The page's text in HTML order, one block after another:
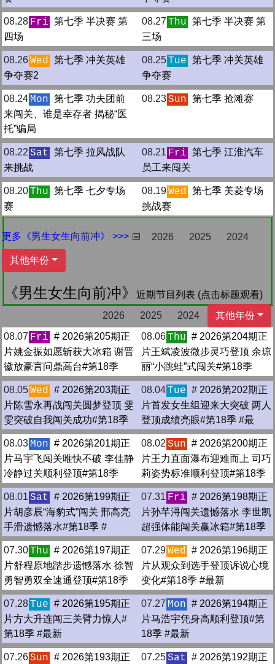
08.28 Fri 第七季 半决赛 第
四场
08.27 Thu 第七季 半决赛 第
三场
08.26Wed 第七季 冲关英雄
争夺赛2
08.25Tue 第七季 冲关英雄
争夺赛
08.24 Mon 第七季 功夫团前
来闯关、谁是幸存者 揭秘“医
托”骗局
08.23Sun 第七季 抢滩赛
08.22 Sat
第七季 拉风战队
来挑战
08.21 Fri 第七季 江淮汽车
员工来闯关
08.20Thu 第七季 七夕专场
赛
08.19Wed 第七季 美菱专场
挑战赛
更多《男生女生向前冲》 >>> 📅 2026 2025 2024
其他年份
《男生女生向前冲》
近期节目列表 (点击标题观看)
2026
2025 2024
其他年份
08.07 Fri # 2026第205期正
片姚金振如愿斩获大冰箱 谢晋
徽放豪言问鼎高台#第18季
08.06Thu # 2026第204期正
片王斌凌波微步灵巧登顶 余琼
丽“小跳蛙”式闯关#第18季
08.05Wed # 2026第203期正
片陈雪永再战闯关圆梦登顶 雯
雯突破自我闯关成功#第18季
08.04Tue # 2026第202期正
片首发女生组迎来大突破 两人
登顶成绩亮眼#第18季 #最
08.03 Mon # 2026第201期正
片马宇飞闯关唯快不破 李佳静
冷静过关顺利登顶#第18季
08.02 Sun # 2026第200期正
片王力直面瀑布迎难而上 司巧
莉姿势标准顺利登顶#第18季
08.01 Sat
# 2026第199期正
片胡彦辰“海豹式”闯关 邢高亮
手滑遗憾落水#第18季 #
07.31 Fri # 2026第198期正
片孙芊浔闯关遗憾落水 李世凯
超强体能闯关赢冰箱#第18季
07.30Thu # 2026第197期正
片舒程原地踏步遗憾落水 徐智
勇智勇双全速通登顶#第18季
07.29Wed # 2026第196期正
片从观众到选手登顶诉说心境
变化#第18季 #最新
07.28Tue # 2026第195期正
片方大升连闯三关臂力惊人#
第18季 #最新
07.27 Mon # 2026第194期正
片马浩宇凭身高顺利登顶#第
18季 #最新
07.26Sun # 2026第193期正
07.25Sat
# 2026第192期正